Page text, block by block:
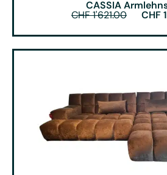
CASSIA
CHF1'621.00 CHF